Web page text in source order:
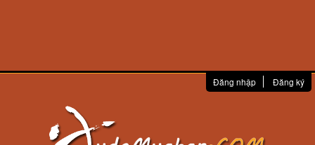
Đăng nhập Đăng ký